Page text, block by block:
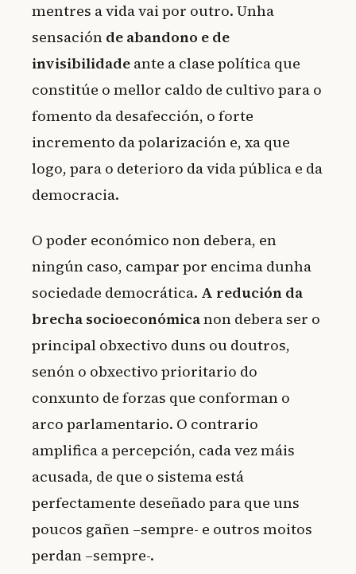
mentres a vida vai por outro. Unha
sensación de abandono e de
invisibilidade ante a clase política que
constitúe o mellor caldo de cultivo para o
fomento da desafección, o forte
incremento da polarización e, xa que
logo, para o deterioro da vida pública e da
democracia.
O poder económico non debera, en
ningún caso, campar por encima dunha
sociedade democrática. A redución da
brecha socioeconómicanon debera ser o
principal obxectivo duns ou doutros,
senón o obxectivo prioritario do
conxunto de forzas que conforman o
arco parlamentario. O contrario
amplifica a percepción, cada vez máis
acusada, de que o sistema está
perfectamente deseñado para que uns
poucos gañen –sempre- e outros moitos
perdan –sempre-.